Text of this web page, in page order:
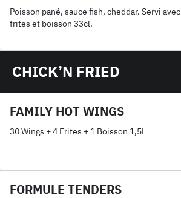
Poisson pané, sauce fish, cheddar. Servi avec
frites et boisson 33cl.
CHICK’N FRIED
FAMILY HOT WINGS
30 Wings + 4 Frites + 1 Boisson 1,5L
FORMULE TENDERS